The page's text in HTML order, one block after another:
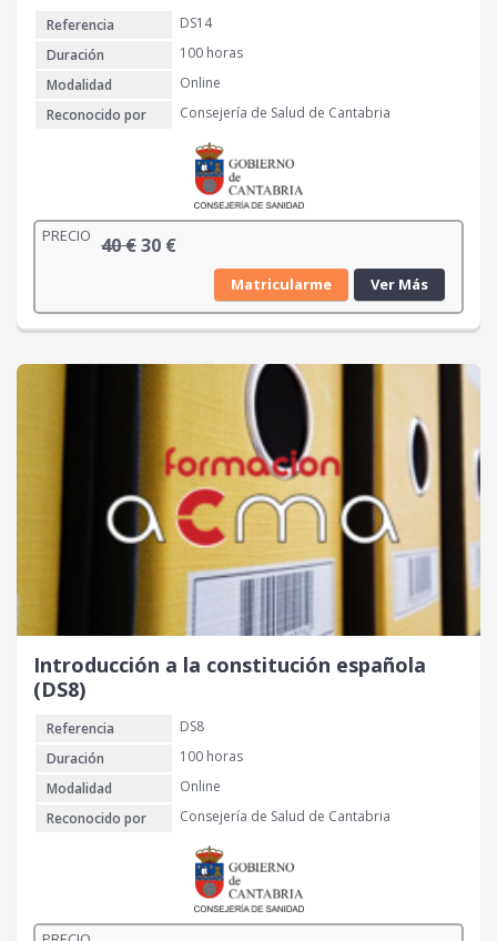
Referencia
DS14
Duración
100 horas
Modalidad
Online
Reconocido por
Consejería de Salud de Cantabria
PRECIO 40€E
r
c
g
i
e
r
.
30 €E
r
c
c
u
a
:
3
€
Matricularme Ver Más
Introducción a la constitución española
(DS8)
Referencia
DS8
Duración
100 horas
Modalidad
Online
Reconocido por
Consejería de Salud de Cantabria